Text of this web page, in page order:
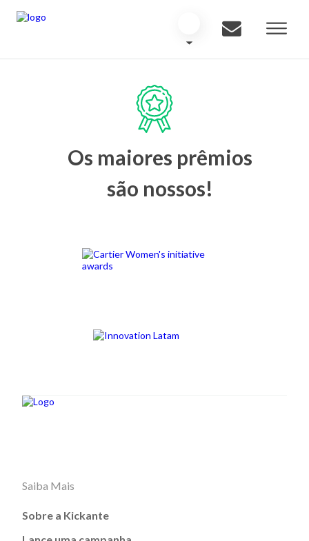
Os maiores prêmios
são nossos!
Saiba Mais
Sobre a Kickante